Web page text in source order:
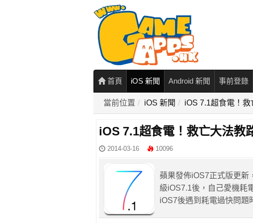
首頁 iOS 新聞 Android 新聞 事前登錄
當前位置 iOS 新聞 iOS 7.1超食電！救
iOS 7.1超食電！救亡大法教
2014-03-16 10096
蘋果發佈iOS7正式版更新
級iOS7.1後，自己愛機耗
iOS7後遇到耗電過快問題